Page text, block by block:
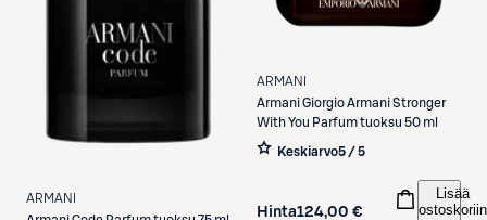
ARMANI
ARMANI
ArmaniGiorgio Armani Stronger
With You Parfum tuoksu 50 ml
Keskiarvo5 / 5
Hinta124,00 €
Lisää
ostoskoriin